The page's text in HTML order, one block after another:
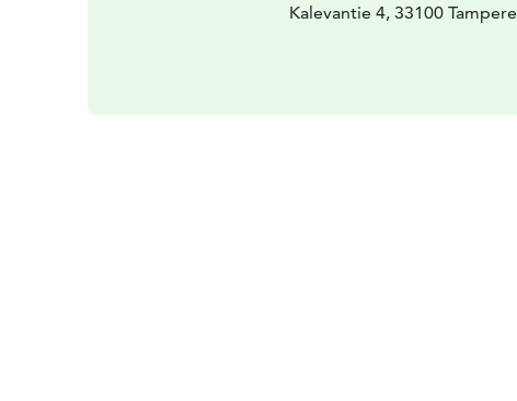
Kalevantie 4, 33100 Tampere